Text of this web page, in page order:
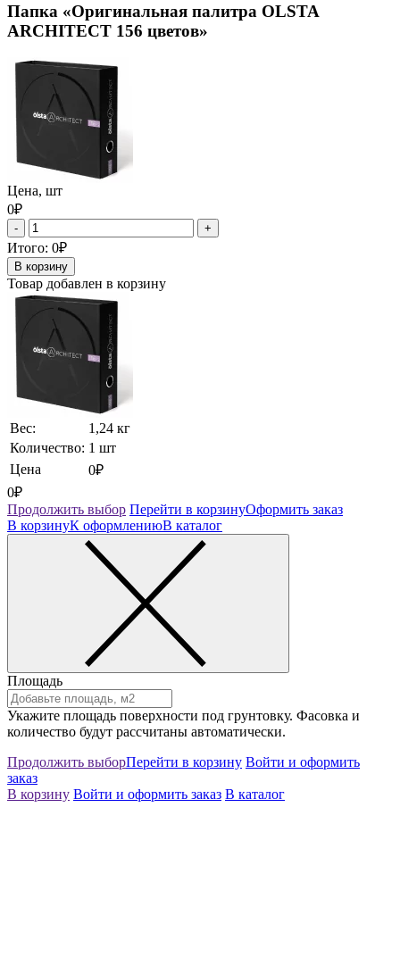
Папка «Оригинальная палитра OLSTA
ARCHITECT 156 цветов»
Цена, шт
0₽
- +
Итого: 0₽
В корзину
Товар добавлен в корзину
Вес:
1,24 кг
Количество: 1 шт
Цена
0₽
0₽
Продолжить выбор Перейти в корзинуОформить заказ
В корзинуК оформлениюВ каталог
Площадь
Укажите площадь поверхности под грунтовку. Фасовка и
количество будут рассчитаны автоматически.
Продолжить выборПерейти в корзину Войти и оформить
заказ
В корзину Войти и оформить заказ В каталог